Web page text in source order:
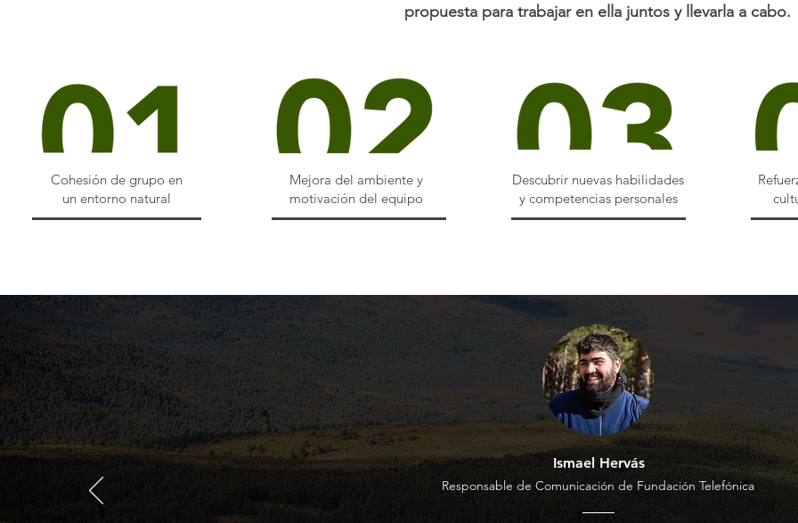
propuesta para trabajar en ella juntos y llevarla a cabo.
Cohesión de grupo en
un entorno natural
Mejora del ambiente y
motivación del equipo
Descubrir nuevas habilidades
y competencias personales
Ismael Hervás
Responsable de Comunicación de Fundación Telefónica